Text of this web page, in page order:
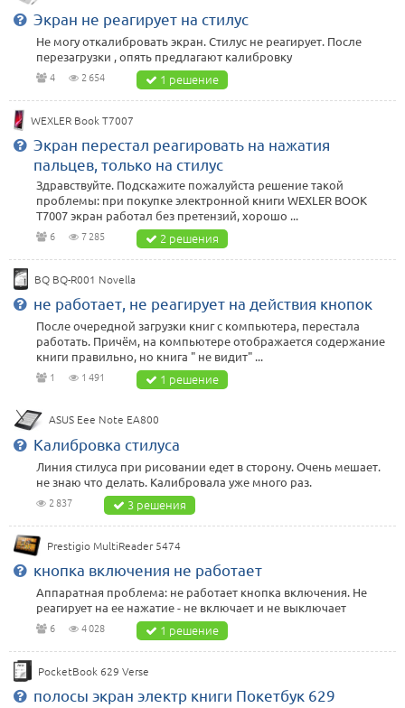
Экран не реагирует на стилус
Не могу откалибровать экран. Стилус не реагирует. После
перезагрузки , опять предлагают калибровку
4 2 654 1 решение
WEXLER Book T7007
Экран перестал реагировать на нажатия
пальцев, только на стилус
Здравствуйте. Подскажите пожалуйста решение такой
проблемы: при покупке электронной книги WEXLER BOOK
T7007 экран работал без претензий, хорошо ...
6 7 285 2 решения
BQ BQ-R001 Novella
не работает, не реагирует на действия кнопок
После очередной загрузки книг с компьютера, перестала
работать. Причём, на компьютере отображается содержание
книги правильно, но книга " не видит" ...
1 1 491 1 решение
ASUS Eee Note EA800
Калибровка стилуса
Линия стилуса при рисовании едет в сторону. Очень мешает.
не знаю что делать. Калибровала уже много раз.
2 837 3 решения
Prestigio MultiReader 5474
кнопка включения не работает
Аппаратная проблема: не работает кнопка включения. Не
реагирует на ее нажатие - не включает и не выключает
6 4 028 1 решение
PocketBook 629 Verse
полосы экран электр книги Покетбук 629